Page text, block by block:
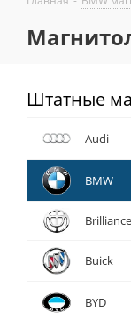
Штатные
Audi
BMW
Brilliance
Buick
BYD